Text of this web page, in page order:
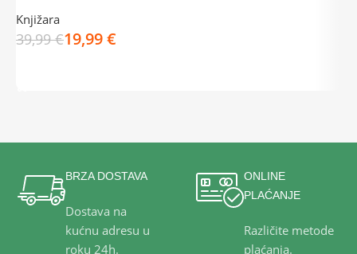
Knjižara
39,99€19,99€
BRZA DOSTAVA
Dostava na
kućnu adresu u
roku 24h.
ONLINE
PLAĆANJE
Različite metode
plaćanja.